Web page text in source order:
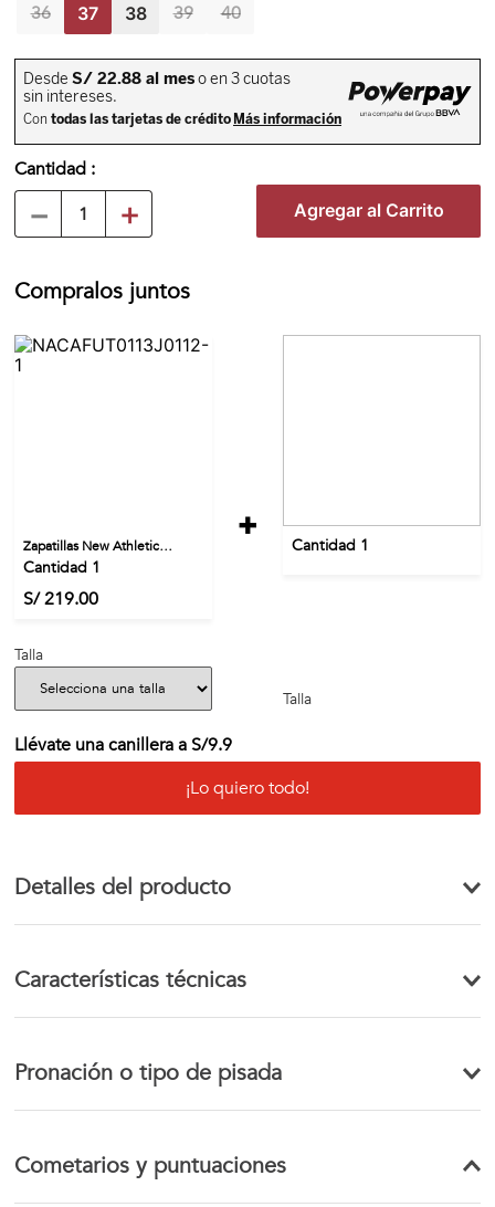
Mi cuenta
Favoritos
36 37 38 39 40
Cantidad
＋
－ Agregar al Carrito
Compralos juntos
Zapatillas New Athletic
Football Festa113 Juvenil
Cantidad 1
S/ 219.00
Talla
+
Cantidad 1
Talla
Llévate una canillera a S/9.9
¡Lo quiero todo!
Detalles del producto
Características técnicas
Pronación o tipo de pisada
Cometarios y puntuaciones